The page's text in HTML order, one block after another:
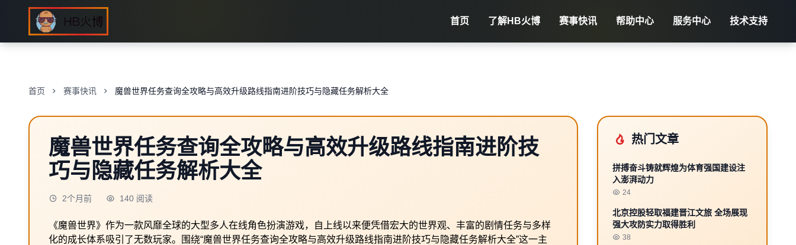
首页 了解HB火博 赛事快讯 帮助中心 服务中心 技术支持
首页 赛事快讯 魔兽世界任务查询全攻略与高效升级路线指南进阶技巧与隐藏任务解析大全
魔兽世界任务查询全攻略与高效升级路线指南进阶技
巧与隐藏任务解析大全
2个月前 140 阅读
《魔兽世界》作为一款风靡全球的大型多人在线角色扮演游戏，自上线以来便凭借宏大的世界观、丰富的剧情任务与多样
化的成长体系吸引了无数玩家。围绕“魔兽世界任务查询全攻略与高效升级路线指南进阶技巧与隐藏任务解析大全”这一主
热门文章
拼搏奋斗铸就辉煌为体育强国建设注
入澎湃动力
24
北京控股轻取福建晋江文旅 全场展现
强大攻防实力取得胜利
38